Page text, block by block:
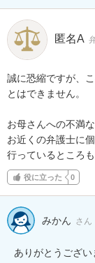
匿名A
誠に恐縮ですが、
とはできません。
お母さんへの不満
お近くの弁護士に
行っているところ
役に立った 0
みかん さん
ありがとうござい